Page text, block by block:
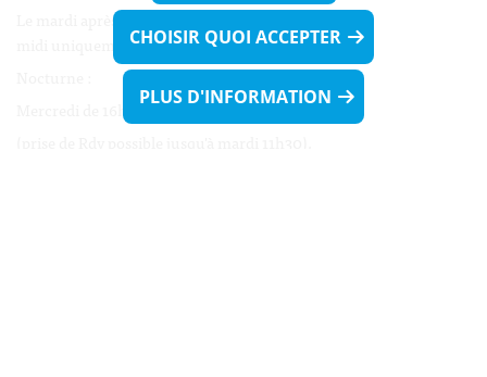
Le mardi après-midi et le vendredi après-
midi uniquement sur Rdv.
Mercredi de 16h00 - 18h45 uniquement sur Rdv
CHOISIR QUOI ACCEPTER
PLUS D'INFORMATION